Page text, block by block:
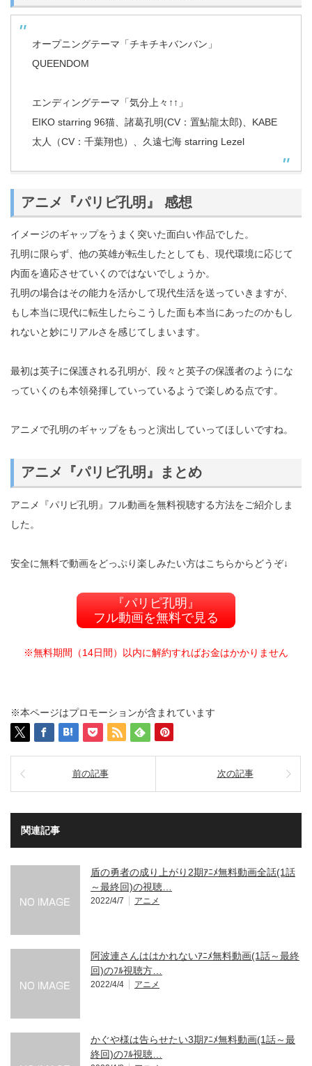
オープニングテーマ「チキチキバンバン」
QUEENDOM
エンディングテーマ「気分上々↑↑」
EIKO starring 96猫、諸葛孔明(CV：置鮎龍太郎)、KABE
太人（CV：千葉翔也）、久遠七海 starring Lezel
アニメ『パリピ孔明』 感想
イメージのギャップをうまく突いた面白い作品でした。
孔明に限らず、他の英雄が転生したとしても、現代環境に応じて
内面を適応させていくのではないでしょうか。
孔明の場合はその能力を活かして現代生活を送っていきますが、
もし本当に現代に転生したらこうした面も本当にあったのかもし
れないと妙にリアルさを感じてしまいます。
最初は英子に保護される孔明が、段々と英子の保護者のようにな
っていくのも本領発揮していっているようで楽しめる点です。
アニメで孔明のギャップをもっと演出していってほしいですね。
アニメ『パリピ孔明』まとめ
アニメ『パリピ孔明』フル動画を無料視聴する方法をご紹介しま
した。
安全に無料で動画をどっぷり楽しみたい方はこちらからどうぞ↓
『パリピ孔明』
フル動画を無料で見る
※無料期間（14日間）以内に解約すればお金はかかりません
※本ページはプロモーションが含まれています
前の記事 次の記事
関連記事
盾の勇者の成り上がり2期ｱﾆﾒ無料動画全話(1話
～最終回)の視聴…
2022/4/7 アニメ
阿波連さんははかれないｱﾆﾒ無料動画(1話～最終
回)のﾌﾙ視聴方…
2022/4/4 アニメ
かぐや様は告らせたい3期ｱﾆﾒ無料動画(1話～最
終回)のﾌﾙ視聴…